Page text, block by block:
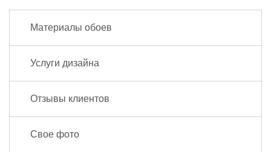
Материалы обоев
Услуги дизайна
Отзывы клиентов
Свое фото